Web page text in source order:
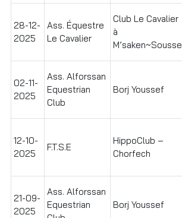
28-12-
2025
Ass. Équestre
Le Cavalier
Club Le Cavalier
à
M’saken~Sousse
02-11-
2025
Ass. Alforssan
Equestrian
Club
Borj Youssef
12-10-
2025
F.T.S.E
HippoClub –
Chorfech
21-09-
2025
Ass. Alforssan
Equestrian
Borj Youssef